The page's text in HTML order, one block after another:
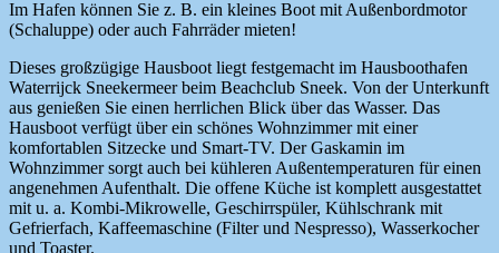
Im Hafen können Sie z. B. ein kleines Boot mit Außenbordmotor
(Schaluppe) oder auch Fahrräder mieten!
Dieses großzügige Hausboot liegt festgemacht im Hausboothafen
Waterrijck Sneekermeer beim Beachclub Sneek. Von der Unterkunft
aus genießen Sie einen herrlichen Blick über das Wasser. Das
Hausboot verfügt über ein schönes Wohnzimmer mit einer
komfortablen Sitzecke und Smart-TV. Der Gaskamin im
Wohnzimmer sorgt auch bei kühleren Außentemperaturen für einen
angenehmen Aufenthalt. Die offene Küche ist komplett ausgestattet
mit u. a. Kombi-Mikrowelle, Geschirrspüler, Kühlschrank mit
Gefrierfach, Kaffeemaschine (Filter und Nespresso), Wasserkocher
und Toaster.